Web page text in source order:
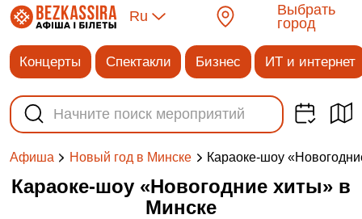
Ru
Выбрать
город
Концерты Спектакли Бизнес ИТ и интернет
Афиша Новый год в Минске Караоке-шоу
Караоке-шоу «Новогодние хиты» в
Минске